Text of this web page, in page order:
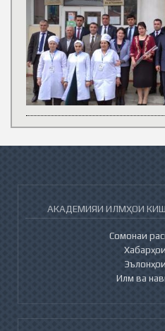
АКАДЕМИЯИ ИЛМҲОИ
Сомонаи
Илм ва